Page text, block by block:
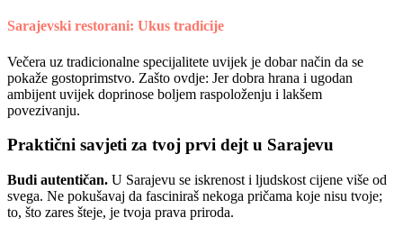
Sarajevski restorani: Ukus tradicije
Večera uz tradicionalne specijalitete uvijek je dobar način da se
pokaže gostoprimstvo. Zašto ovdje: Jer dobra hrana i ugodan
ambijent uvijek doprinose boljem raspoloženju i lakšem
povezivanju.
Praktični savjeti za tvoj prvi dejt u Sarajevu
Budi autentičan. U Sarajevu se iskrenost i ljudskost cijene više od
svega. Ne pokušavaj da fasciniraš nekoga pričama koje nisu tvoje;
to, što zares šteje, je tvoja prava priroda.